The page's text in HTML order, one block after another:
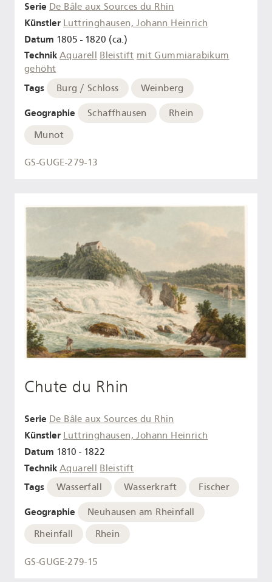
Serie De Bâle aux Sources du Rhin
Künstler Luttringhausen, Johann Heinrich
Datum 1805 - 1820 (ca.)
Technik Aquarell Bleistift mit Gummiarabikum
gehöht
Tags Burg / Schloss Weinberg
Geographie Schaffhausen
Rhein
Munot
GS-GUGE-279-13
Chute du Rhin
Serie De Bâle aux Sources du Rhin
Künstler Luttringhausen, Johann Heinrich
Datum 1810 - 1822
Technik Aquarell Bleistift
Tags Wasserfall Wasserkraft Fischer
Geographie
Neuhausen am Rheinfall
Rheinfall
Rhein
GS-GUGE-279-15